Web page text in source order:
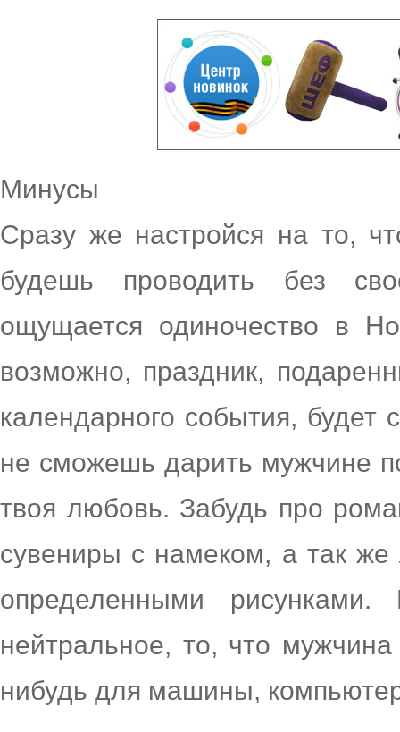
Минусы
Сразу же настройся на то,
будешь проводить без
ощущается одиночество в
возможно, праздник,
календарного события, будет
не сможешь дарить мужчине
твоя любовь. Забудь про
сувениры с намеком, а так
определенными
нейтральное, то, что
нибудь для машины,